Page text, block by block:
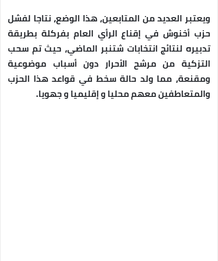
ويعتبر العديد من المتابعين، هذا الوضع، نتاجا لفشل
حزب أخنوش في إقناع الرأي العام بفركلة بطريقة
تدبيره لنتائج انتخابات شتنبر الماضي، حيث تم سحب
التزكية من مرشح الأحرار دون أسباب موضوعية
ومقنعة، مما ولد حالة سخط في قواعد هذا الحزب
والمتعاطفين معهم محليا و إقليميا و جهويا.